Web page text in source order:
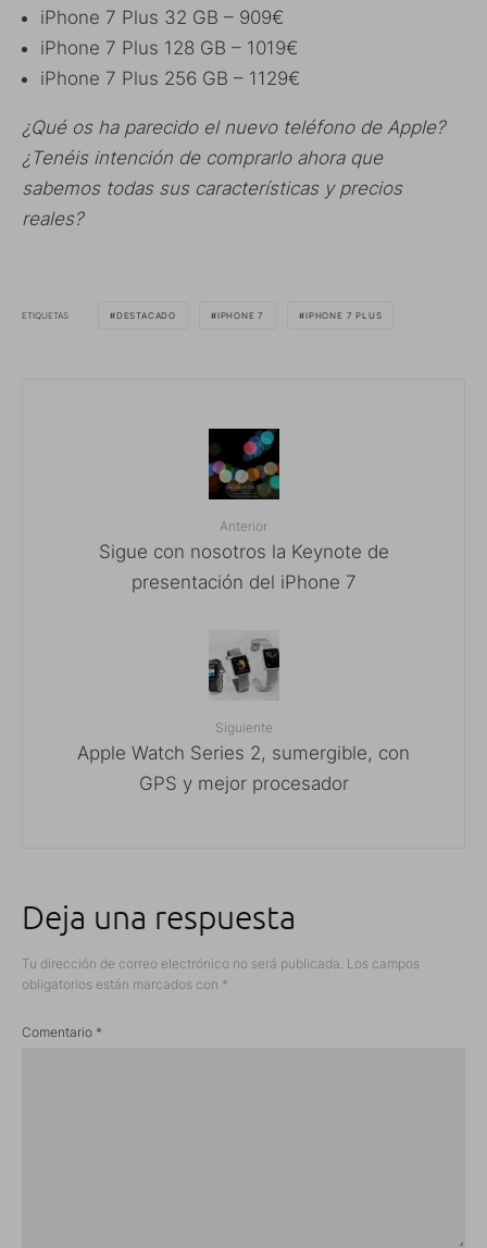
iPhone 7 Plus 32 GB – 909€
iPhone 7 Plus 128 GB – 1019€
iPhone 7 Plus 256 GB – 1129€
¿Qué os ha parecido el nuevo teléfono de Apple?
¿Tenéis intención de comprarlo ahora que
sabemos todas sus características y precios
reales?
ETIQUETAS DESTACADO IPHONE 7 IPHONE 7 PLUS
Anterior
Sigue con nosotros la Keynote de
presentación del iPhone 7
Siguiente
Apple Watch Series 2, sumergible, con
GPS y mejor procesador
Deja una respuesta
Tu dirección de correo electrónico no será publicada. Los campos
obligatorios están marcados con *
Comentario *